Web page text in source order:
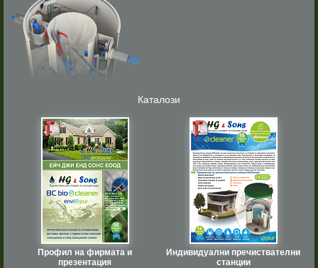
Каталози
Профил на фирмата и
презентация
Индивидуални пречиствателни
станции